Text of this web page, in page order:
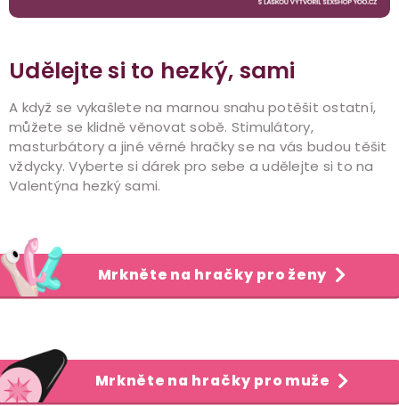
Udělejte si to hezký, sami
A když se vykašlete na marnou snahu potěšit ostatní,
můžete se klidně věnovat sobě. Stimulátory,
masturbátory a jiné věrné hračky se na vás budou těšit
vždycky. Vyberte si dárek pro sebe a udělejte si to na
Valentýna hezký sami.
Mrkněte na hračky pro ženy
Mrkněte na hračky pro muže